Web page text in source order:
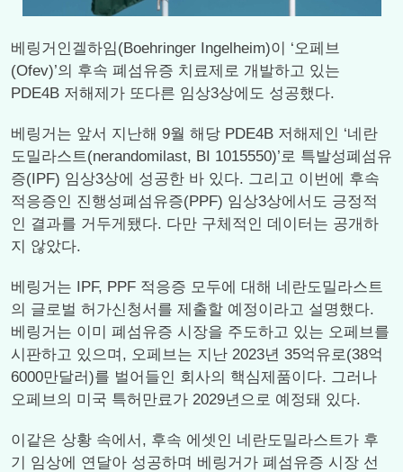
베링거인겔하임(Boehringer Ingelheim)이 ‘오페브
(Ofev)’의 후속 폐섬유증 치료제로 개발하고 있는
PDE4B 저해제가 또다른 임상3상에도 성공했다.
베링거는 앞서 지난해 9월 해당 PDE4B 저해제인 ‘네란
도밀라스트(nerandomilast, BI 1015550)’로 특발성폐섬유
증(IPF) 임상3상에 성공한 바 있다. 그리고 이번에 후속
적응증인 진행성폐섬유증(PPF) 임상3상에서도 긍정적
인 결과를 거두게됐다. 다만 구체적인 데이터는 공개하
지 않았다.
베링거는 IPF, PPF 적응증 모두에 대해 네란도밀라스트
의 글로벌 허가신청서를 제출할 예정이라고 설명했다.
베링거는 이미 폐섬유증 시장을 주도하고 있는 오페브를
시판하고 있으며, 오페브는 지난 2023년 35억유로(38억
6000만달러)를 벌어들인 회사의 핵심제품이다. 그러나
오페브의 미국 특허만료가 2029년으로 예정돼 있다.
이같은 상황 속에서, 후속 에셋인 네란도밀라스트가 후
기 임상에 연달아 성공하며 베링거가 폐섬유증 시장 선